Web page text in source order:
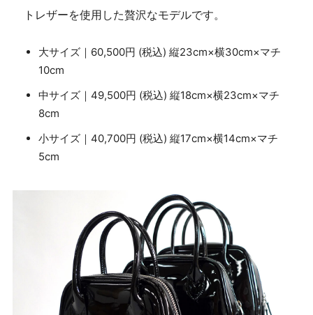
トレザーを使用した贅沢なモデルです。
大サイズ｜60,500円 (税込) 縦23cm×横30cm×マチ
10cm
中サイズ｜49,500円 (税込) 縦18cm×横23cm×マチ
8cm
小サイズ｜40,700円 (税込) 縦17cm×横14cm×マチ
5cm